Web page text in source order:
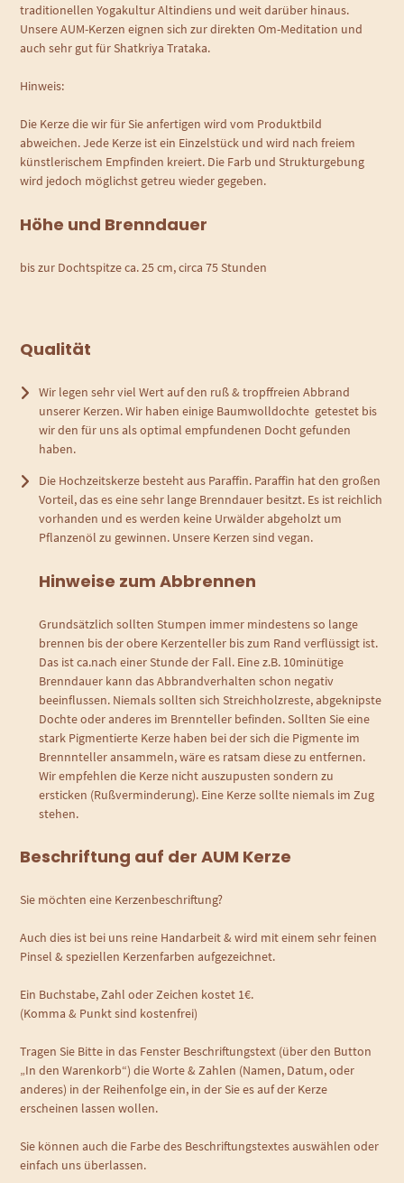
traditionellen Yogakultur Altindiens und weit darüber hinaus.
Unsere AUM-Kerzen eignen sich zur direkten Om-Meditation und
auch sehr gut für Shatkriya Trataka.
Hinweis:
Die Kerze die wir für Sie anfertigen wird vom Produktbild
abweichen. Jede Kerze ist ein Einzelstück und wird nach freiem
künstlerischem Empfinden kreiert. Die Farb und Strukturgebung
wird jedoch möglichst getreu wieder gegeben.
Höhe und Brenndauer
bis zur Dochtspitze ca. 25 cm, circa 75 Stunden
Qualität
Wir legen sehr viel Wert auf den ruß & tropffreien Abbrand
unserer Kerzen. Wir haben einige Baumwolldochte getestet bis
wir den für uns als optimal empfundenen Docht gefunden
haben.
Die Hochzeitskerze besteht aus Paraffin. Paraffin hat den großen
Vorteil, das es eine sehr lange Brenndauer besitzt. Es ist reichlich
vorhanden und es werden keine Urwälder abgeholzt um
Pflanzenöl zu gewinnen. Unsere Kerzen sind vegan.
Hinweise zum Abbrennen
Grundsätzlich sollten Stumpen immer mindestens so lange
brennen bis der obere Kerzenteller bis zum Rand verflüssigt ist.
Das ist ca.nach einer Stunde der Fall. Eine z.B. 10minütige
Brenndauer kann das Abbrandverhalten schon negativ
beeinflussen. Niemals sollten sich Streichholzreste, abgeknipste
Dochte oder anderes im Brennteller befinden. Sollten Sie eine
stark Pigmentierte Kerze haben bei der sich die Pigmente im
Brennnteller ansammeln, wäre es ratsam diese zu entfernen.
Wir empfehlen die Kerze nicht auszupusten sondern zu
ersticken (Rußverminderung). Eine Kerze sollte niemals im Zug
stehen.
Beschriftung auf der AUM Kerze
Sie möchten eine Kerzenbeschriftung?
Auch dies ist bei uns reine Handarbeit & wird mit einem sehr feinen
Pinsel & speziellen Kerzenfarben aufgezeichnet.
Ein Buchstabe, Zahl oder Zeichen kostet 1€.
(Komma & Punkt sind kostenfrei)
Tragen Sie Bitte in das Fenster Beschriftungstext (über den Button
„In den Warenkorb“) die Worte & Zahlen (Namen, Datum, oder
anderes) in der Reihenfolge ein, in der Sie es auf der Kerze
erscheinen lassen wollen.
Sie können auch die Farbe des Beschriftungstextes auswählen oder
einfach uns überlassen.